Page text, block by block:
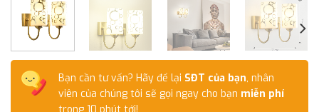
Bạn cần tư vấn? Hãy để lại SĐT của bạn, nhân
viên của chúng tôi sẽ gọi ngay cho bạn miễn phí